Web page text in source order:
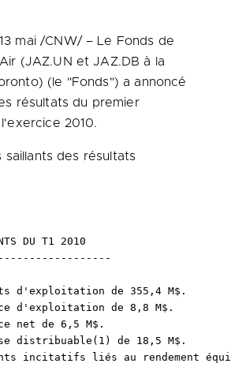
mai /CNW/ – Le Fonds de
(JAZ.UN et JAZ.DB à la
) (le "Fonds") a annoncé
résultats du premier
2010.
saillants des résultats
DU T1 2010
d'exploitation de 355,4 M$.
d'exploitation de 8,8 M$.
net de 6,5 M$.
distribuable(1) de 18,5 M$.
incitatifs liés au rendement